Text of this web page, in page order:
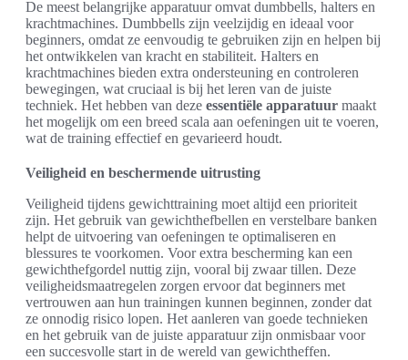
De meest belangrijke apparatuur omvat dumbbells, halters en
krachtmachines. Dumbbells zijn veelzijdig en ideaal voor
beginners, omdat ze eenvoudig te gebruiken zijn en helpen bij
het ontwikkelen van kracht en stabiliteit. Halters en
krachtmachines bieden extra ondersteuning en controleren
bewegingen, wat cruciaal is bij het leren van de juiste
techniek. Het hebben van deze essentiële apparatuur maakt
het mogelijk om een breed scala aan oefeningen uit te voeren,
wat de training effectief en gevarieerd houdt.
Veiligheid en beschermende uitrusting
Veiligheid tijdens gewichttraining moet altijd een prioriteit
zijn. Het gebruik van gewichthefbellen en verstelbare banken
helpt de uitvoering van oefeningen te optimaliseren en
blessures te voorkomen. Voor extra bescherming kan een
gewichthefgordel nuttig zijn, vooral bij zwaar tillen. Deze
veiligheidsmaatregelen zorgen ervoor dat beginners met
vertrouwen aan hun trainingen kunnen beginnen, zonder dat
ze onnodig risico lopen. Het aanleren van goede technieken
en het gebruik van de juiste apparatuur zijn onmisbaar voor
een succesvolle start in de wereld van gewichtheffen.